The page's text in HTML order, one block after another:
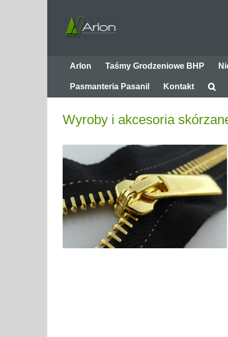
Arlon Taśmy Grodzeniowe BHP
Pasmanteria Pasanil Kontakt
Wyroby i akcesoria